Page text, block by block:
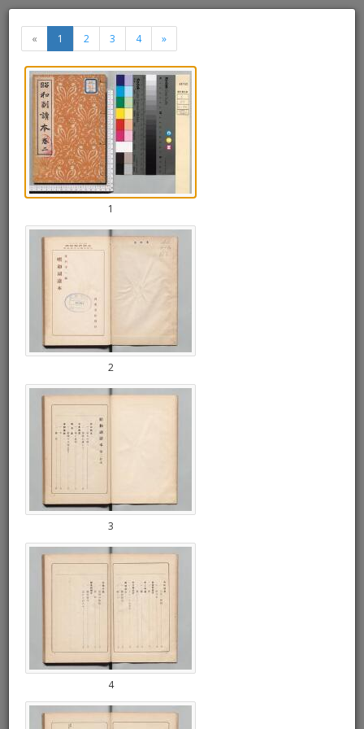
昭和副読本 巻二
« » Thumbnails
+
-
« 1 2 3 4 »
1
2
3
4